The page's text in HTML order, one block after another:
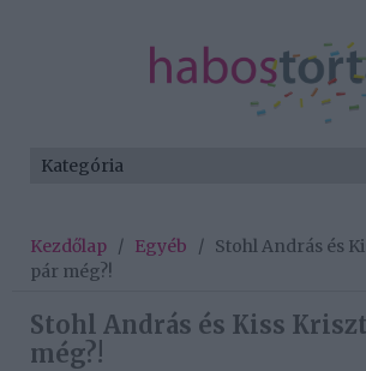
Kezdőlap / Egyéb / Stohl András és
pár még?!
Stohl András és Kiss
még?!